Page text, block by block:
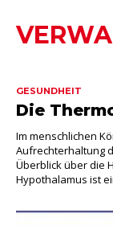
GESUNDHEIT
Die
Im menschlichen
Aufrechterhaltung
Überblick über die
Hypothalamus ist